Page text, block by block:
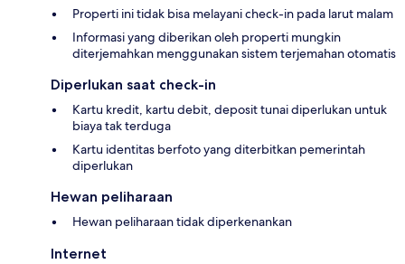
Properti ini tidak bisa melayani check-in pada larut malam
Informasi yang diberikan oleh properti mungkin
diterjemahkan menggunakan sistem terjemahan otomatis
Diperlukan saat check-in
Kartu kredit, kartu debit, deposit tunai diperlukan untuk
biaya tak terduga
Kartu identitas berfoto yang diterbitkan pemerintah
diperlukan
Hewan peliharaan
Hewan peliharaan tidak diperkenankan
Internet